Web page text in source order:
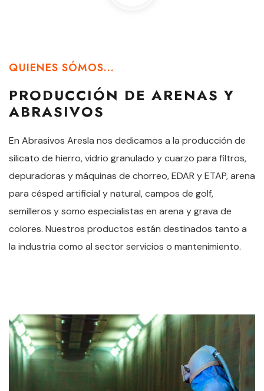
QUIENES SÓMOS...
PRODUCCIÓN DE ARENAS Y
ABRASIVOS
En Abrasivos Aresla nos dedicamos a la producción de
silicato de hierro, vidrio granulado y cuarzo para filtros,
depuradoras y máquinas de chorreo, EDAR y ETAP, arena
para césped artificial y natural, campos de golf,
semilleros y somo especialistas en arena y grava de
colores. Nuestros productos están destinados tanto a
la industria como al sector servicios o mantenimiento.